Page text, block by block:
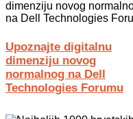
Upoznajte digitalnu
dimenziju novog
normalnog na Dell
Technologies Forumu